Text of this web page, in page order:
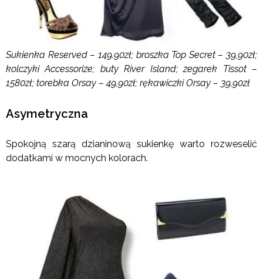
Sukienka Reserved – 149.90zł; broszka Top Secret – 39,90zł;
kolczyki Accessorize; buty River Island; zegarek Tissot –
1580zł; torebka Orsay – 49,90zł; rękawiczki Orsay – 39,90zł
Asymetryczna
Spokojną szarą dzianinową sukienkę warto rozweselić
dodatkami w mocnych kolorach.